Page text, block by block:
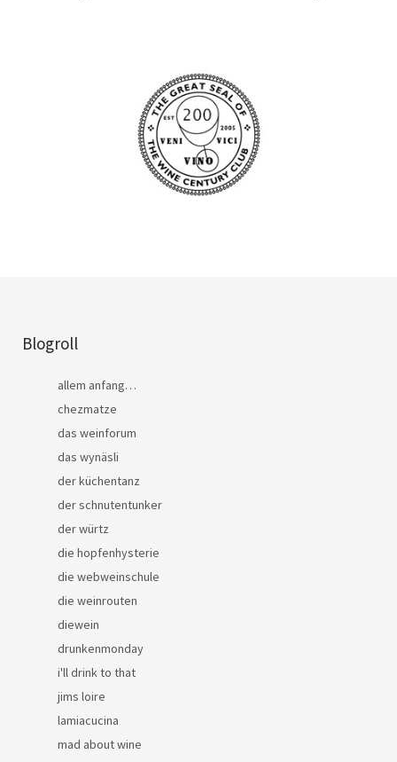
Blogroll
allem anfang…
chezmatze
das weinforum
das wynäsli
der küchentanz
der schnutentunker
der würtz
die hopfenhysterie
die webweinschule
die weinrouten
diewein
drunkenmonday
i'll drink to that
jims loire
lamiacucina
mad about wine